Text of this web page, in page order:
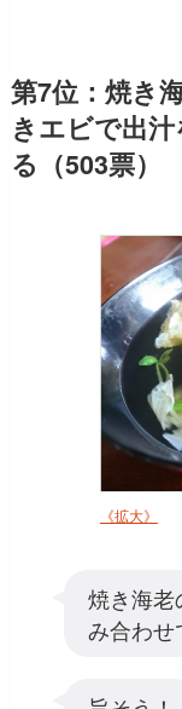
第7位：焼き
きエビで出
る（503票）
《拡大》
焼き海老
み合わせ